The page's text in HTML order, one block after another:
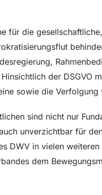
für die
der DSGVO
sowie die
sind nicht nur
unverzichtbar für
DWV in vielen
dem